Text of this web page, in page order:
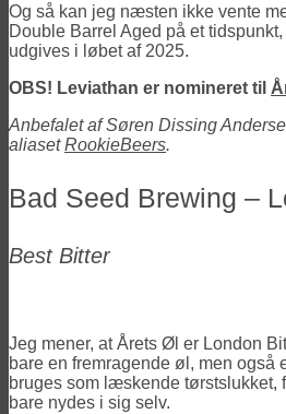
Og så kan jeg næsten ikke vente
Double Barrel Aged på et
udgives i løbet af 2025.
OBS! Leviathan er nomineret til
Anbefalet af Søren Dissing
aliasetRookieBeers.
Bad Seed Brewing –
Best Bitter
Jeg mener, at Årets Øl er London
bare en fremragende øl, men også
bruges som læskende tørstslukket,
bare nydes i sig selv.